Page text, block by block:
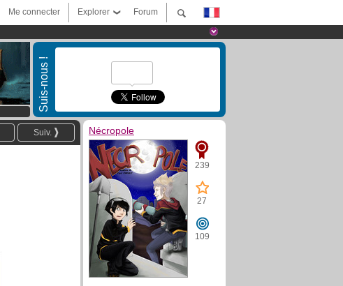
Forum
Explorer
Me connecter
Suis-nous !
Suiv. Nécropole
239
27
109